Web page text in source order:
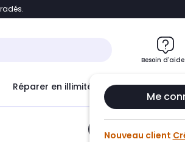
Accéder directement au chatbot
Besoin d'aide
Me
Nouveau client
Réparer en illimité avec Le Club Infinity
Ajouter au